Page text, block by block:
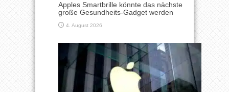
Apples Smartbrille könnte das nächste
große Gesundheits-Gadget werden
4. August 2026